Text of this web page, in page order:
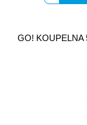
GO! KOUPELNA